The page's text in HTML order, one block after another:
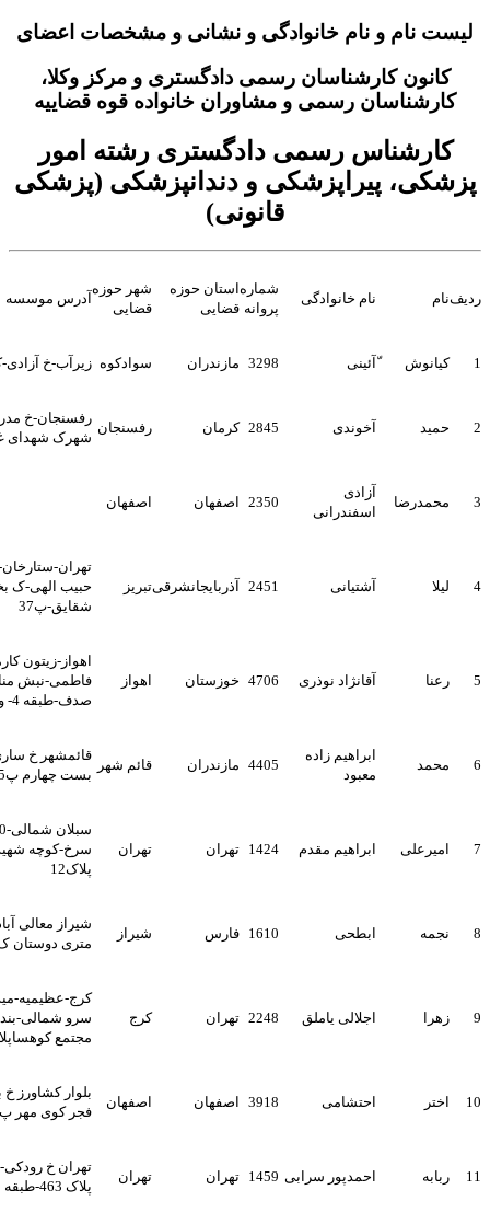
و نام خانوادگی و نشانی و مشخصات اعضای
رسمی دادگستری و مرکز وکلا،
رسمی و مشاوران خانواده قوه قضاییه
رسمی دادگستری رشته امور
پیراپزشکی و دندانپزشکی (پزشکی
نام خانوادگی
پروانه
استان حوزه
قضایی
شهر حوزه
قضایی
آدرس موسسه
ّآئینی 3298 سوادکوه زیرآب-خ آزادی-کوی ولیعصر
آخوندی 2845 رفسنجان
رفسنجان-خ مدرس شمالی-
شهرک شهدای غدیر
اسفندرانی
2350 اصفهان
آشتیانی 2451 آذربایجانشرقی تبریز
تهران-ستارخان-خ1 دریای نو-خ
حبیب الهی-ک بختیاری-بن بست
آقانژاد نوذری 4706 خوزستان اهواز
اهواز-زیتون کارمندی-خیابان
فاطمی-نبش مناطق-ساختمان
معبود
4405 مازندران قائم شهر
قائمشهر خ ساری کوچه نیما بن
بست چهارم پ65
ابراهیم مقدم 1424 تهران تهران
سبلان شمالی-10 متری گل
سرخ-کوچه شهید ابراهیم آبادی-
ابطحی 1610 شیراز
شیراز معالی آباد خ درآک 35
متری دوستان ک 7 پ 175
اجلالی یاملق 2248 تهران کرج
کرج-عظیمیه-میدان بعثت-بلوار
سرو شمالی-بند بست کوهسار-
مجتمع کوهساپلاک 97
احتشامی 3918 اصفهان اصفهان
بلوار کشاورز خ باغ فردوس کوی
فجر کوی مهر پ 95
احمدپور سرابی 1459 تهران تهران
تهران خ رودکی-بن بست نظری-